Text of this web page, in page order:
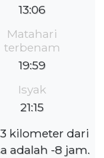
13:06
Matahari
terbenam
19:59
Isyak
21:15
kilometer dari
adalah -8 jam.